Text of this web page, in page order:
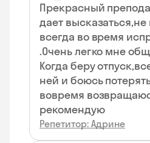
Прекрасный
дает
всегда во время
.Очень легко мне
Когда беру
ней и боюсь
вовремя
рекомендую
Репетитор: Адрине